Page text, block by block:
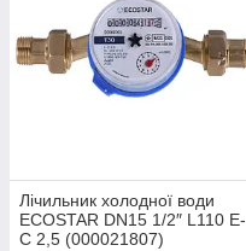
Лічильник холодної води
ECOSTAR DN15 1/2″ L110 E-
C 2,5 (000021807)